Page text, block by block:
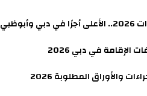
في دبي 2026
والأوراق المطلوبة 2026